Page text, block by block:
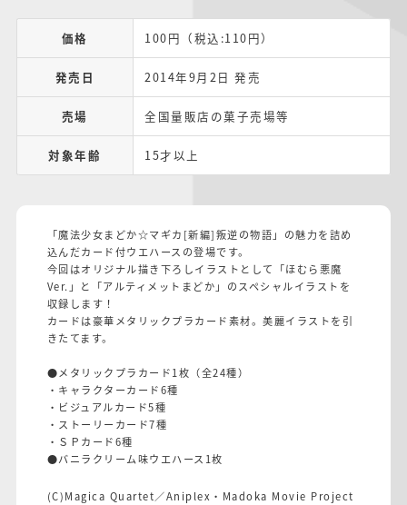
価格 100円（税込:110円）
発売日 2014年9月2日 発売
売場 全国量販店の菓子売場等
対象年齢 15才以上
「魔法少女まどか☆マギカ[新編]叛逆の物語」の魅力を詰め
込んだカード付ウエハースの登場です。
今回はオリジナル描き下ろしイラストとして「ほむら悪魔
Ver.」と「アルティメットまどか」のスペシャルイラストを
収録します！
カードは豪華メタリックプラカード素材。美麗イラストを引
きたてます。
●メタリックプラカード1枚（全24種）
・キャラクターカード6種
・ビジュアルカード5種
・ストーリーカード7種
・ＳＰカード6種
●バニラクリーム味ウエハース1枚
(C)Magica Quartet／Aniplex・Madoka Movie Project